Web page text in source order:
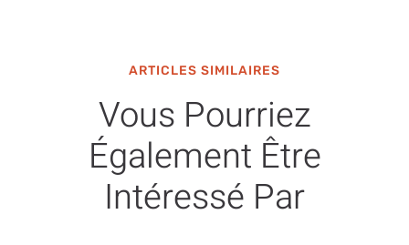
ARTICLES SIMILAIRES
Vous Pourriez
Également Être
Intéressé Par